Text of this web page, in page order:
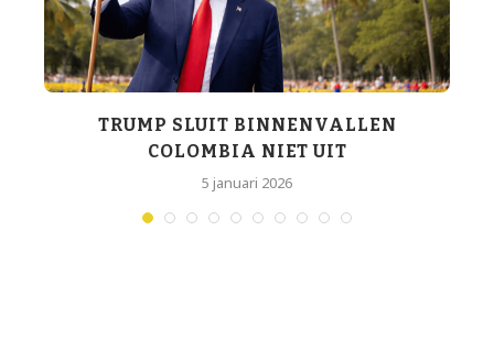
TRUMP SLUIT BINNENVALLEN
COLOMBIA NIET UIT
5 januari 2026